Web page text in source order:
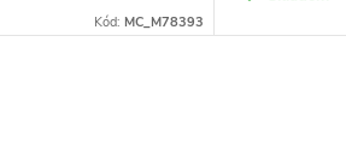
Kód: MC_M78393